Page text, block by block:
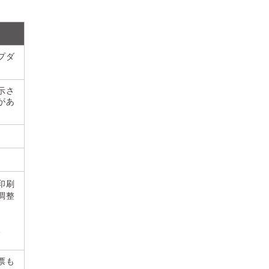
ダ
さ
あ
刷
整
も